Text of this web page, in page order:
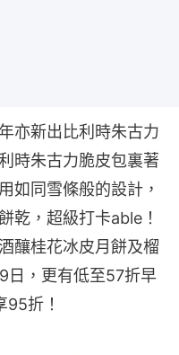
亦新出比利時朱古力
時朱古力脆皮包裏著
如同雪條般的設計，
乾，超級打卡able！
釀桂花冰皮月餅及榴
日，更有低至57折早
折！